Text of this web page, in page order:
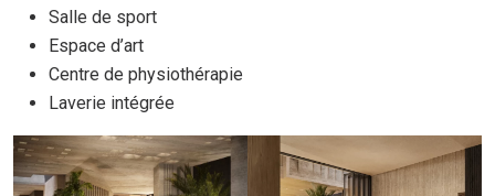
Salle de sport
Espace d’art
Centre de physiothérapie
Laverie intégrée